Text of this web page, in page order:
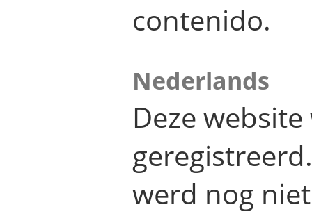
contenido.
Nederlands
Deze
werd nog